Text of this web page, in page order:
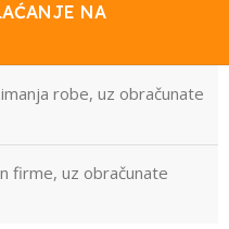
NA
robe, uz obračunate
firme, uz obračunate